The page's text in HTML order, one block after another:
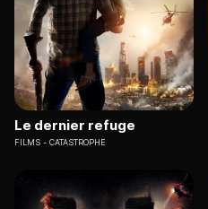
Le dernier refuge
FILMS CATASTROPHE